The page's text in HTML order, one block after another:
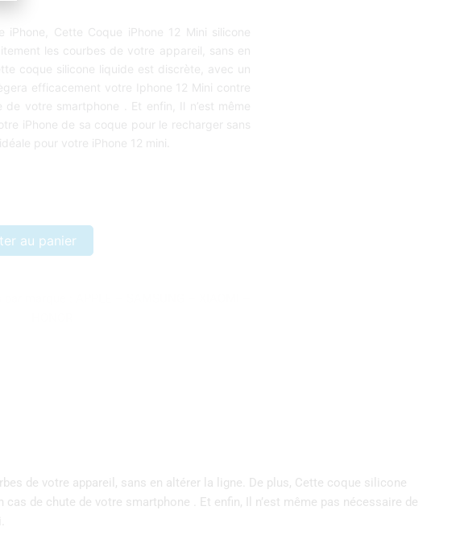
iPhone, Cette Coque iPhone 12 Mini silicone
les courbes de votre appareil, sans en
coque silicone liquide est discrète, avec un
efficacement votre Iphone 12 Mini contre
votre smartphone . Et enfin, Il n’est même
iPhone de sa coque pour le recharger sans
pour votre iPhone 12 mini.
au panier
de votre appareil, sans en altérer la ligne. De plus, Cette coque silicone
de chute de votre smartphone . Et enfin, Il n’est même pas nécessaire de